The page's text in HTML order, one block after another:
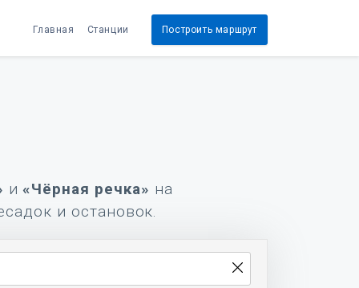
Главная Станции Построить маршрут
и«Чёрная речка» на
и остановок.